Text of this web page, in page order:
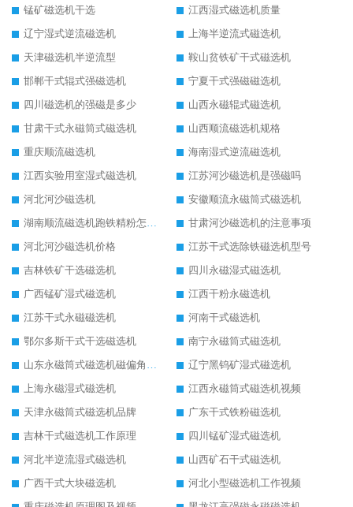
锰矿磁选机干选
江西湿式磁选机质量
辽宁湿式逆流磁选机
上海半逆流式磁选机
天津磁选机半逆流型
鞍山贫铁矿干式磁选机
邯郸干式辊式强磁选机
宁夏干式强磁磁选机
四川磁选机的强磁是多少
山西永磁辊式磁选机
甘肃干式永磁筒式磁选机
山西顺流磁选机规格
重庆顺流磁选机
海南湿式逆流磁选机
江西实验用室湿式磁选机
江苏河沙磁选机是强磁吗
河北河沙磁选机
安徽顺流永磁筒式磁选机
湖南顺流磁选机跑铁精粉怎么处理
甘肃河沙磁选机的注意事项
河北河沙磁选机价格
江苏干式选除铁磁选机型号
吉林铁矿干选磁选机
四川永磁湿式磁选机
广西锰矿湿式磁选机
江西干粉永磁选机
江苏干式永磁磁选机
河南干式磁选机
鄂尔多斯干式干选磁选机
南宁永磁筒式磁选机
山东永磁筒式磁选机磁偏角怎么调整
辽宁黑钨矿湿式磁选机
上海永磁湿式磁选机
江西永磁筒式磁选机视频
天津永磁筒式磁选机品牌
广东干式铁粉磁选机
吉林干式磁选机工作原理
四川锰矿湿式磁选机
河北半逆流湿式磁选机
山西矿石干式磁选机
广西干式大块磁选机
河北小型磁选机工作视频